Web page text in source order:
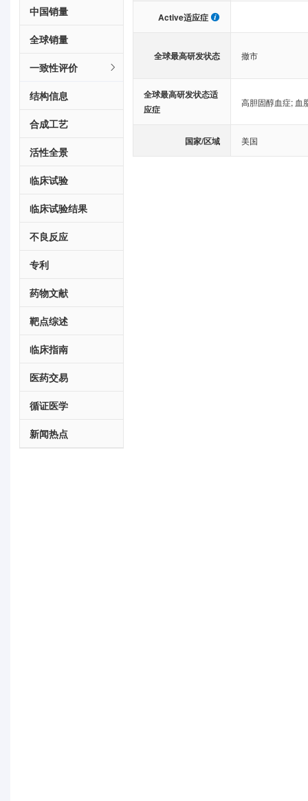
中国销量
全球销量
一致性评价
结构信息
合成工艺
活性全景
临床试验
临床试验结果
不良反应
专利
药物文献
靶点综述
临床指南
医药交易
循证医学
新闻热点
Active适应症
全球最高研发状态 撤市
全球最高研发状态适
应症
高胆固醇血症; 血
国家/区域 美国